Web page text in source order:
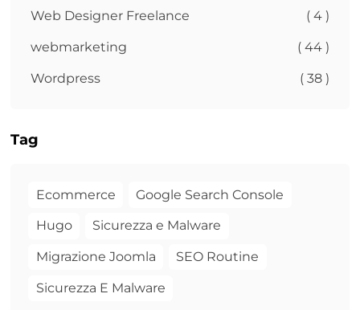
Web Designer Freelance ( 4 )
webmarketing ( 44 )
Wordpress ( 38 )
Tag
Ecommerce Google Search Console
Hugo Sicurezza e Malware
Migrazione Joomla SEO Routine
Sicurezza E Malware